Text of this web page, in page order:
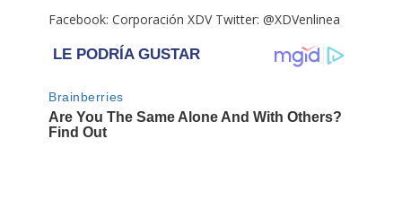
Facebook: Corporación XDV Twitter: @XDVenlinea